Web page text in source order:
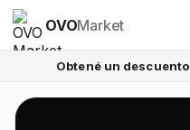
OVOMarket
Obtené un descuento